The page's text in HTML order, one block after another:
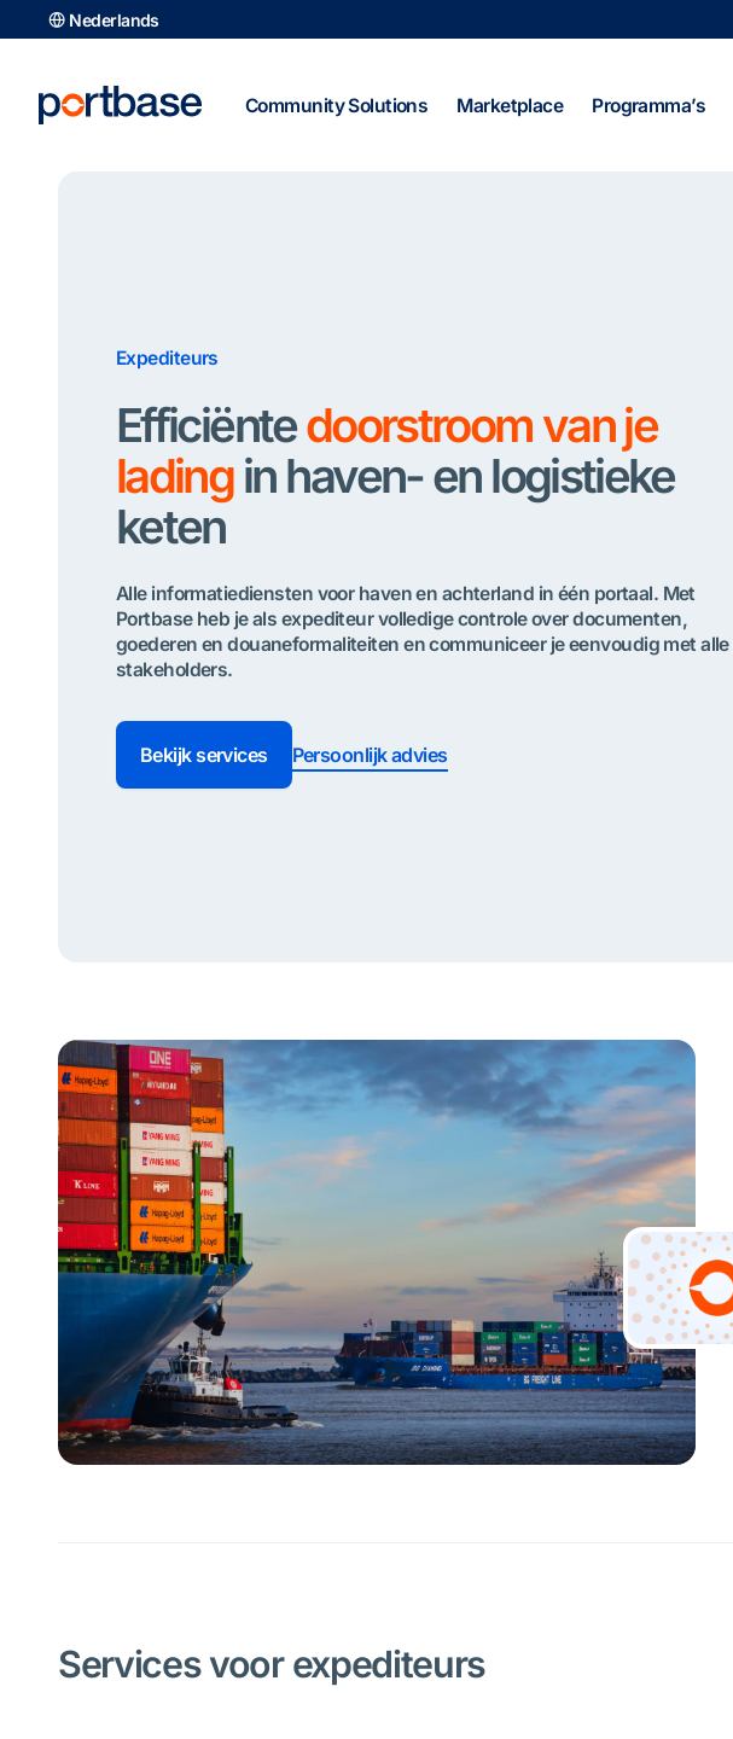
naar
inhoud
Nederlands
Community Solutions Marketplace Programma’s
Expediteurs
Efficiëntedoorstroom van je
ladingin haven- en logistieke
keten
Alle informatiediensten voor haven en achterland in één portaal. Met
Portbase heb je als expediteur volledige controle over documenten,
goederen en douaneformaliteiten en communiceer je eenvoudig met alle
stakeholders.
Bekijk services Persoonlijk advies
Services voor expediteurs